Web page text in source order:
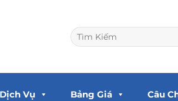
Search
for:
Dịch Vụ Bảng Giá Câu